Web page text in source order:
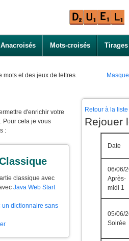
Anacroisés Mots-croisés Tirages
mots et des jeux de lettres.
d'enrichir votre
Pour cela je vous
:
classique avec
Java Web Start
un dictionnaire sans
Retour à la
Rejouer
Date
06/06/
Après-
midi 1
05/06/
Soirée